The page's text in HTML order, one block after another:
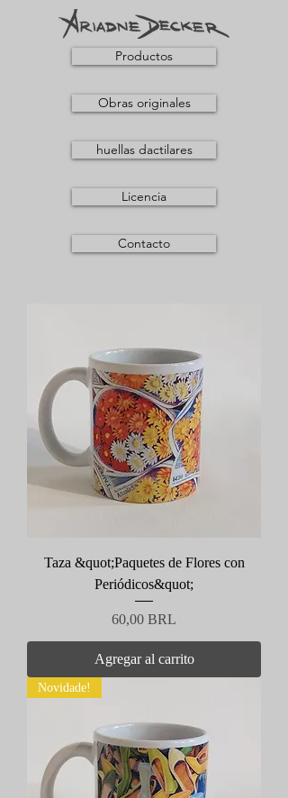
Productos
Obras originales
huellas dactilares
Licencia
Contacto
Taza &quot;Paquetes de Flores con
Periódicos&quot;
Precio
60,00 BRL
Agregar al carrito
Novidade!